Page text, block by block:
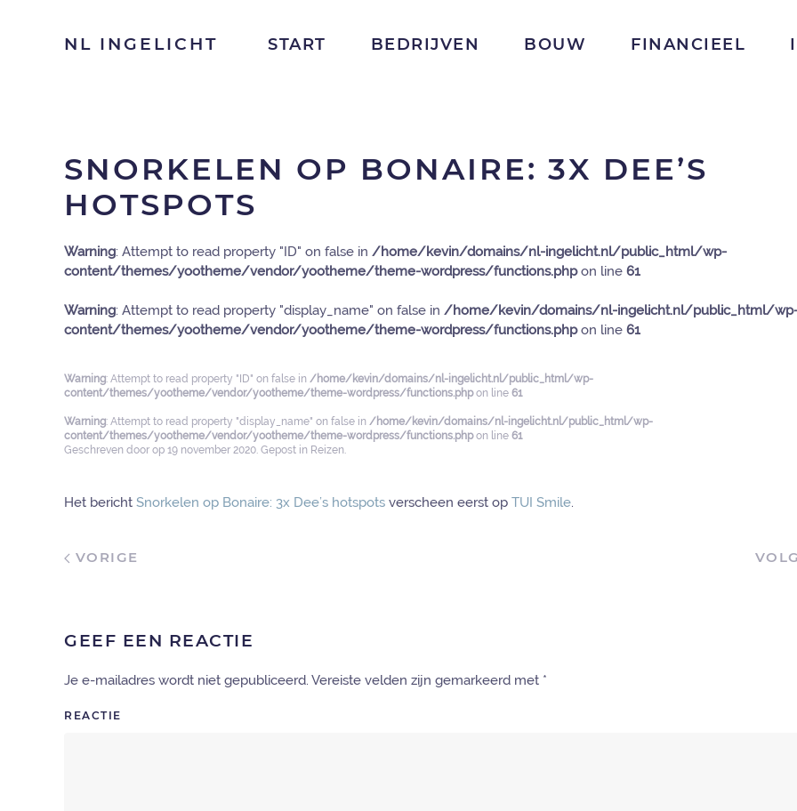
NL INGELICHT START BEDRIJVEN BOUW FINANCIEEL
SNORKELEN OP BONAIRE: 3X DEE’S
HOTSPOTS
Warning: Attempt to read property "ID" on false in /home/kevin/domains/nl-ingelicht.nl/public_html/wp-
content/themes/yootheme/vendor/yootheme/theme-wordpress/functions.phpon line 61
Warning: Attempt to read property "display_name" on false in /home/kevin/domains/nl-ingelicht.nl/public_html/
content/themes/yootheme/vendor/yootheme/theme-wordpress/functions.phpon line 61
Warning: Attempt to read property "ID" on false in /home/kevin/domains/nl-ingelicht.nl/public_html/wp-
content/themes/yootheme/vendor/yootheme/theme-wordpress/functions.phpon line 61
Warning: Attempt to read property "display_name" on false in /home/kevin/domains/nl-ingelicht.nl/public_html/wp-
content/themes/yootheme/vendor/yootheme/theme-wordpress/functions.phpon line 61
Geschreven door op 19 november 2020. Gepost in Reizen.
Het bericht Snorkelen op Bonaire: 3x Dee’s hotspots verscheen eerst op TUI Smile.
VORIGE
GEEF EEN REACTIE
Je e-mailadres wordt niet gepubliceerd. Vereiste velden zijn gemarkeerd met *
REACTIE